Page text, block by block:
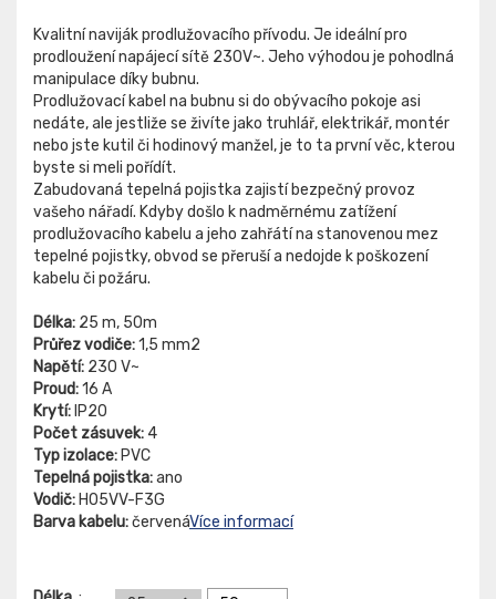
Kvalitní naviják prodlužovacího přívodu. Je ideální pro
prodloužení napájecí sítě 230V~. Jeho výhodou je pohodlná
manipulace díky bubnu.
Prodlužovací kabel na bubnu si do obývacího pokoje asi
nedáte, ale jestliže se živíte jako truhlář, elektrikář, montér
nebo jste kutil či hodinový manžel, je to ta první věc, kterou
byste si meli pořídít.
Zabudovaná tepelná pojistka zajistí bezpečný provoz
vašeho nářadí. Kdyby došlo k nadměrnému zatížení
prodlužovacího kabelu a jeho zahřátí na stanovenou mez
tepelné pojistky, obvod se přeruší a nedojde k poškození
kabelu či požáru.
Délka: 25 m, 50m
Průřez vodiče:1,5 mm2
Napětí: 230 V~
Proud:16 A
Krytí: IP20
Počet zásuvek: 4
Typ izolace: PVC
Tepelná pojistka:ano
Vodič: H05VV-F3G
Barva kabelu:červenáVíce informací